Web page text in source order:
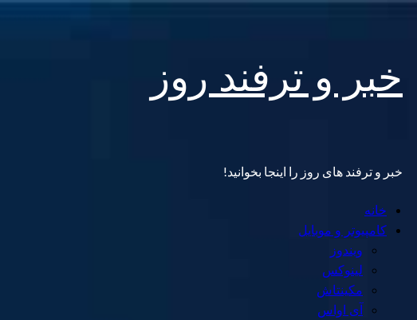
content
خبر و ترفند روز
خبر و ترفند های روز را اینجا بخوانید!
Primary
Menu
خانه
کامپیوتر و موبایل
ویندوز
لینوکس
مکینتاش
آی اواس